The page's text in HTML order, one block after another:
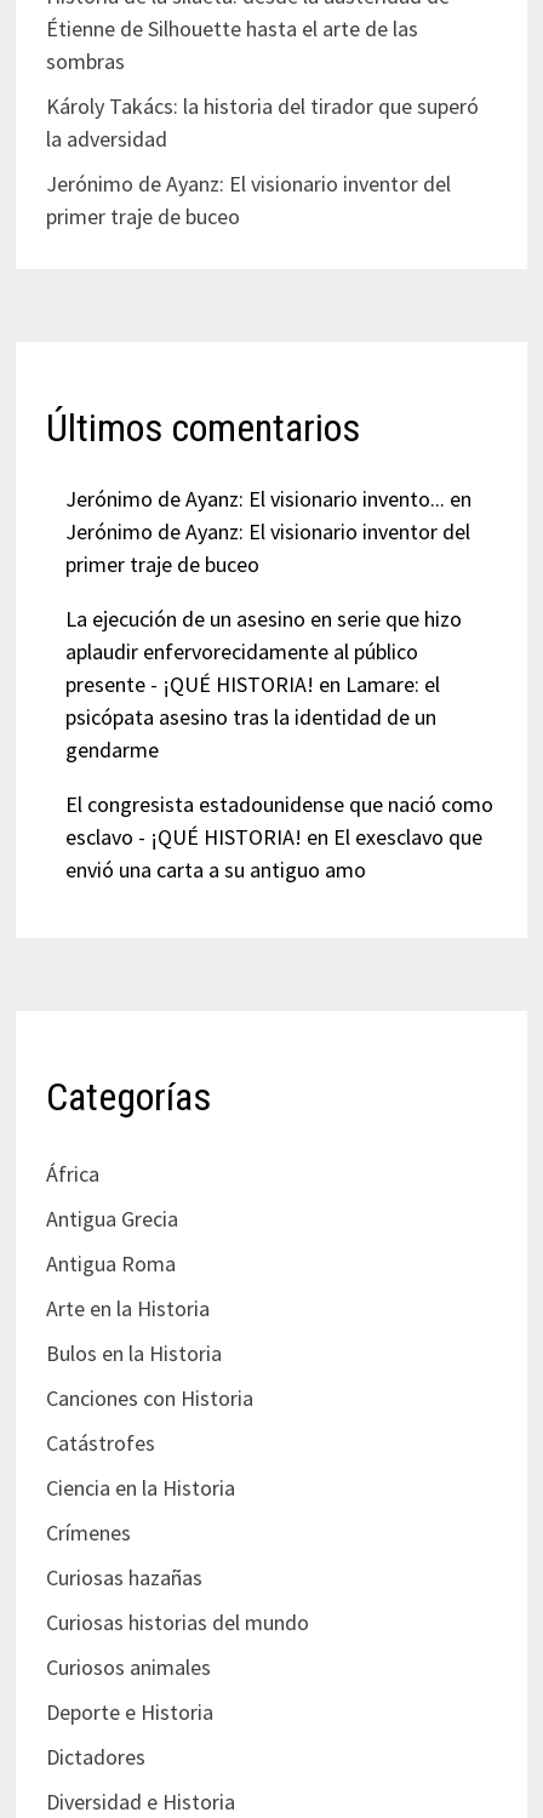
Étienne de Silhouette hasta el arte de las
sombras
Károly Takács: la historia del tirador que superó
la adversidad
Jerónimo de Ayanz: El visionario inventor del
primer traje de buceo
Últimos comentarios
Jerónimo de Ayanz: El visionario invento... en
Jerónimo de Ayanz: El visionario inventor del
primer traje de buceo
La ejecución de un asesino en serie que hizo
aplaudir enfervorecidamente al público
presente - ¡QUÉ HISTORIA! en Lamare: el
psicópata asesino tras la identidad de un
gendarme
El congresista estadounidense que nació como
esclavo - ¡QUÉ HISTORIA! en El exesclavo que
envió una carta a su antiguo amo
Categorías
África
Antigua Grecia
Antigua Roma
Arte en la Historia
Bulos en la Historia
Canciones con Historia
Catástrofes
Ciencia en la Historia
Crímenes
Curiosas hazañas
Curiosas historias del mundo
Curiosos animales
Deporte e Historia
Dictadores
Diversidad e Historia